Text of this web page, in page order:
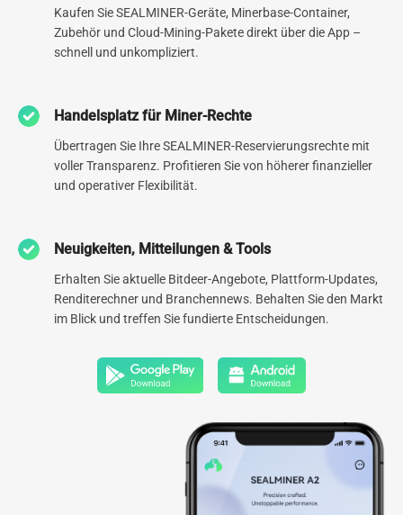
unser unermüdlicher Einsatz für eine erstklassige Infrastruktur ist
unübertroffen.
0
Rechenzentren weltweit
78.1
Verwaltete Hash Rate
GW
Energieportfolio
Mehr erfahren
*Daten aktualisiert in 30.03.2026
Kaufen Sie SEALMINER-Geräte, Minerbase-Container,
Zubehör und Cloud-Mining-Pakete direkt über die App –
schnell und unkompliziert.
Handelsplatz für Miner-Rechte
Übertragen Sie Ihre SEALMINER-Reservierungsrechte mit
voller Transparenz. Profitieren Sie von höherer finanzieller
und operativer Flexibilität.
Neuigkeiten, Mitteilungen & Tools
Erhalten Sie aktuelle Bitdeer-Angebote, Plattform-Updates,
Renditerechner und Branchennews. Behalten Sie den Markt
im Blick und treffen Sie fundierte Entscheidungen.